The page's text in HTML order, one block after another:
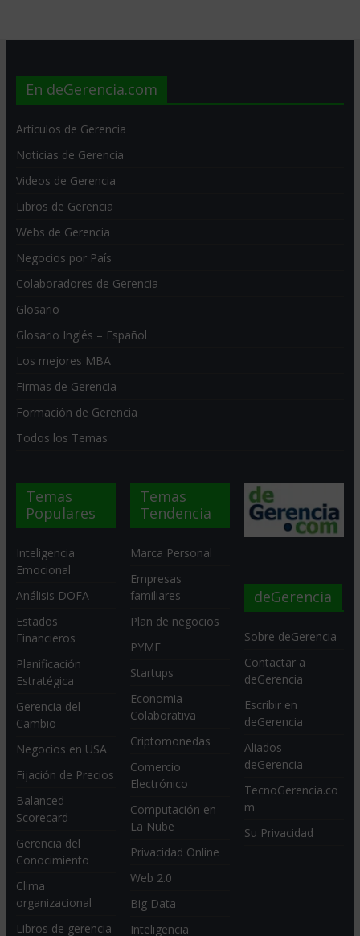
En deGerencia.com
Artículos de Gerencia
Noticias de Gerencia
Videos de Gerencia
Libros de Gerencia
Webs de Gerencia
Negocios por País
Colaboradores de Gerencia
Glosario
Glosario Inglés – Español
Los mejores MBA
Firmas de Gerencia
Formación de Gerencia
Todos los Temas
Temas
Populares
Inteligencia
Emocional
Análisis DOFA
Estados
Financieros
Planificación
Estratégica
Gerencia del
Cambio
Negocios en USA
Fijación de Precios
Balanced
Scorecard
Gerencia del
Conocimiento
Clima
organizacional
Libros de gerencia
Temas
Tendencia
Marca Personal
Empresas
familiares
Plan de negocios
PYME
Startups
Economia
Colaborativa
Criptomonedas
Comercio
Electrónico
Computación en
La Nube
Privacidad Online
Web 2.0
Big Data
Inteligencia
deGerencia
Sobre deGerencia
Contactar a
deGerencia
Escribir en
deGerencia
Aliados
deGerencia
TecnoGerencia.co
m
Su Privacidad